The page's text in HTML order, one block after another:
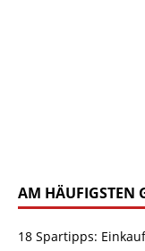
AM HÄUFIGSTEN
18 Spartipps: